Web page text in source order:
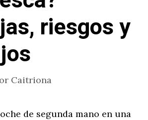
riesgos y
Caitriona
de segunda mano en una